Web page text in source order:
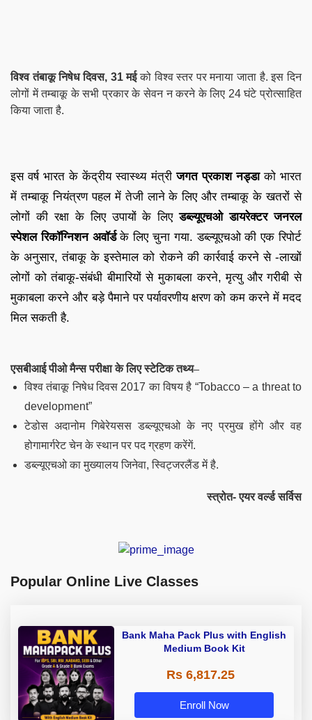
विश्व तंबाकू निषेध दिवस, 31 मईको विश्व स्तर पर मनाया जाता है. इस दिन
लोगों में तम्बाकू के सभी प्रकार के सेवन न करने के लिए 24 घंटे प्रोत्साहित
किया जाता है.
इस वर्ष भारत के केंद्रीय स्वास्थ्य मंत्रीजगत प्रकाश नड्डाको भारत
में तम्बाकू नियंत्रण पहल में तेजी लाने के लिए और तम्बाकू के खतरों से
लोगों की रक्षा के लिए उपायों के लिएडब्ल्यूएचओ डायरेक्टर जनरल
स्पेशल रिकॉग्निशन अवॉर्डके लिए चुना गया. डब्ल्यूएचओ की एक रिपोर्ट
के अनुसार, तंबाकू के इस्तेमाल को रोकने की कार्रवाई करने से -लाखों
लोगों को तंबाकू-संबंधी बीमारियों से मुकाबला करने, मृत्यु और गरीबी से
मुकाबला करने और बड़े पैमाने पर पर्यावरणीय क्षरण को कम करने में मदद
मिल सकती है.
एसबीआई पीओ मैन्स परीक्षा के लिए स्टेटिक तथ्य–
विश्व तंबाकू निषेध दिवस 2017 का विषय है “Tobacco – a threat to
development”
टेडोस अदानोम गिबेरेयसस डब्ल्यूएचओ के नए प्रमुख होंगे और वह
होगामार्गरेट चेन के स्थान पर पद ग्रहण करेंगें.
डब्ल्यूएचओ का मुख्यालय जिनेवा, स्विट्जरलैंड में है.
स्त्रोत- एयर वर्ल्ड सर्विस
Popular Online Live Classes
Bank Maha Pack Plus with English
Medium Book Kit
Rs 6,817.25
Enroll Now